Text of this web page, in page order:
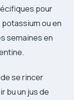
pour
ou en
semaines en
se rincer
bu un jus de